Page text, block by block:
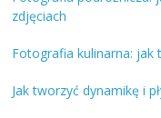
zdjęciach
Fotografia kulinarna: jak
Jak tworzyć dynamikę i